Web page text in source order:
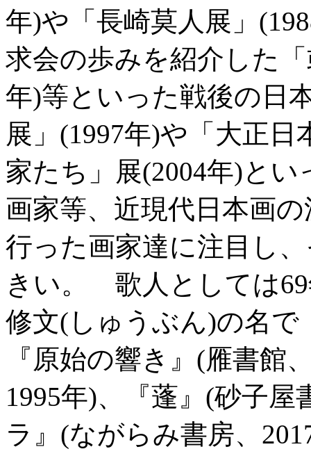
年)や「長崎莫人展」
求会の歩みを紹介した
年)等といった戦後の日
展」(1997年)や「大正
家たち」展(2004年)と
画家等、近現代日本画
行った画家達に注目し
きい。 歌人としては
修文(しゅうぶん)の名で
『原始の響き』(雁書館
1995年)、『蓬』(砂子
ラ』(ながらみ書房、